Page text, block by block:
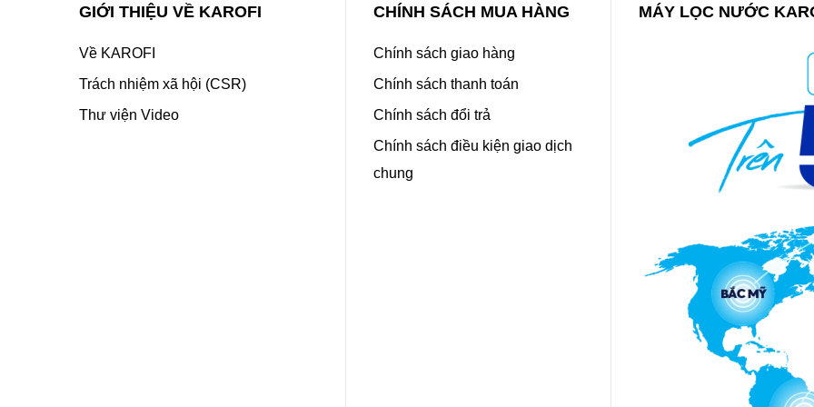
GIỚI THIỆU VỀ KAROFI
Về KAROFI
Trách nhiệm xã hội (CSR)
Thư viện Video
CHÍNH SÁCH MUA HÀNG
Chính sách giao hàng
Chính sách thanh toán
Chính sách đổi trả
Chính sách điều kiện giao dịch
chung
MÁY LỌC NƯỚC